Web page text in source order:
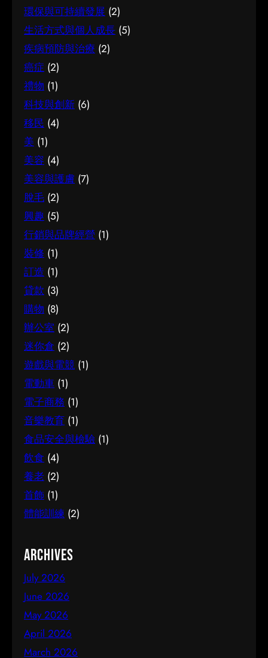
環保與可持續發展 (2)
生活方式與個人成長 (5)
疾病預防與治療 (2)
癌症 (2)
禮物 (1)
科技與創新 (6)
移民 (4)
美 (1)
美容 (4)
美容與護膚 (7)
脫毛 (2)
興趣 (5)
行銷與品牌經營 (1)
裝修 (1)
訂造 (1)
貸款 (3)
購物 (8)
辦公室 (2)
迷你倉 (2)
遊戲與電競 (1)
電動車 (1)
電子商務 (1)
音樂教育 (1)
食品安全與檢驗 (1)
飲食 (4)
養老 (2)
首飾 (1)
體能訓練 (2)
Archives
July 2026
June 2026
May 2026
April 2026
March 2026